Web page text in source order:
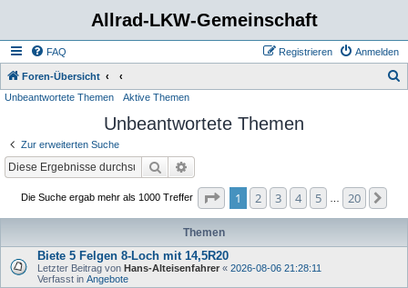
Allrad-LKW-Gemeinschaft
FAQ Anmelden
Registrieren
Foren-Übersicht
Unbeantwortete Themen Aktive Themen
Unbeantwortete Themen
Zur erweiterten Suche
Suche
Die Suche ergab mehr als 1000 Treffer Seite von
1 2 3 4 5 20
Themen
Biete 5 Felgen 8-Loch mit 14,5R20
Letzter Beitrag von Hans-Alteisenfahrer « 2026-08-06 21:28:11
Verfasst in Angebote